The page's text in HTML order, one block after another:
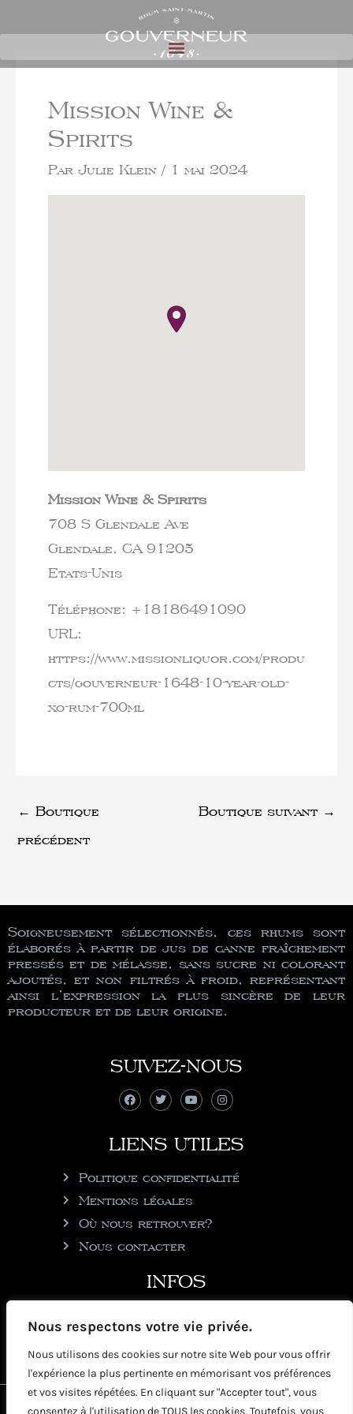
Nous respectons votre vie privée.
Nous utilisons des cookies sur notre site Web pour vous offrir
l'expérience la plus pertinente en mémorisant vos préférences
et vos visites répétées. En cliquant sur "Accepter tout", vous
consentez à l'utilisation de TOUS les cookies. Toutefois, vous
Mission Wine &
Spirits
Par Julie Klein / 1 mai 2024
Mission Wine & Spirits
708 S Glendale Ave
Glendale, CA 91205
Etats-Unis
Téléphone: +18186491090
URL:
https://www.missionliquor.com/produ
cts/gouverneur-1648-10-year-old-
xo-rum-700ml
← Boutique
précédent
Boutique suivant →
Soigneusement sélectionnés, ces rhums sont
élaborés à partir de jus de canne fraîchement
pressés et de mélasse, sans sucre ni colorant
ajoutés, et non filtrés à froid, représentant
ainsi l’expression la plus sincère de leur
producteur et de leur origine.
SUIVEZ-NOUS
LIENS UTILES
Politique confidentialité
Mentions légales
Où nous retrouver?
Nous contacter
INFOS
97150 Saint-Martin
2026 © Copyright Rhumgouverneur